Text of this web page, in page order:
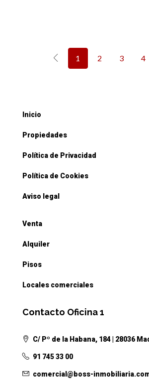
1 2 3 4
Inicio
Propiedades
Política de Privacidad
Política de Cookies
Aviso legal
Venta
Alquiler
Pisos
Locales comerciales
Contacto Oficina 1
C/ Pº de la Habana, 184 | 28036
91 745 33 00
comercial@boss-